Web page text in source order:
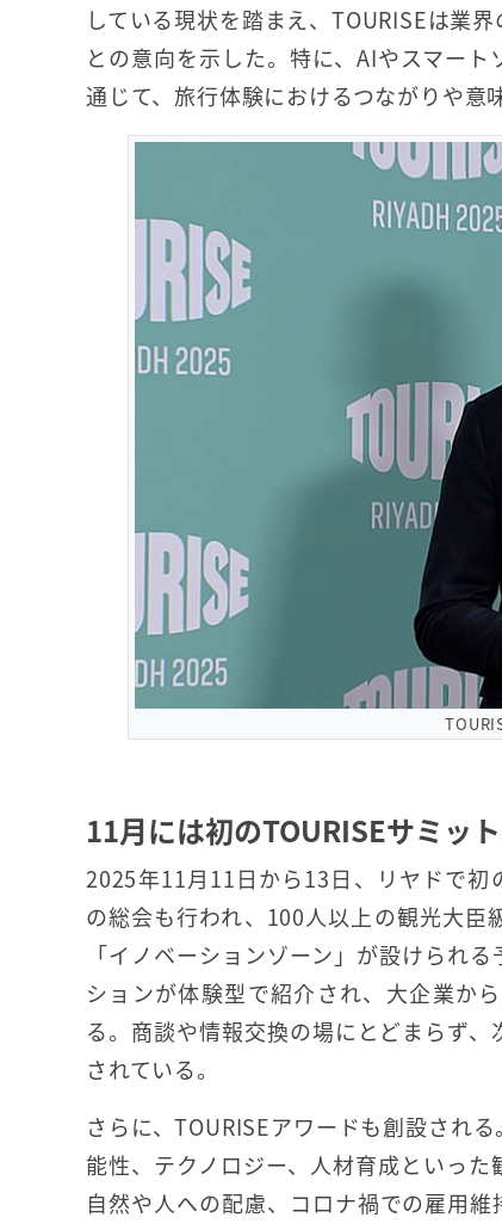
している現状を踏まえ、TOURISEは業
との意向を示した。特に、AIやスマー
通じて、旅行体験におけるつながりや意
11月には初のTOURISEサミッ
2025年11月11日から13日、リヤドで初
の総会も行われ、100人以上の観光大
「イノベーションゾーン」が設けられ
ションが体験型で紹介され、大企業か
る。商談や情報交換の場にとどまらず
されている。
さらに、TOURISEアワードも創設され
能性、テクノロジー、人材育成といった
自然や人への配慮、コロナ禍での雇用